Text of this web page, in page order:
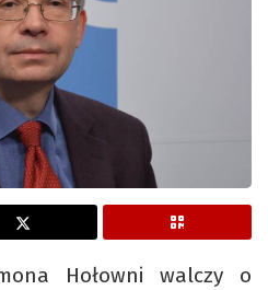
Hołowni walczy o